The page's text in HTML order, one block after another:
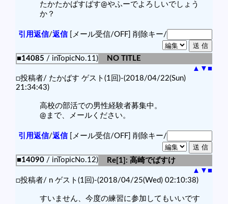
たかたかばすばす@やふーでよろしいでしょう
か？
引用返信/返信[メール受信/OFF] 削除キー/
■14085 / inTopicNo.11)
NO TITLE
▲ ▼ ■
□投稿者/ たかばす ゲスト(1回)-(2018/04/22(Sun)
21:34:43)
高校の部活での男性経験者募集中。
@まで、メールください。
引用返信/返信[メール受信/OFF] 削除キー/
■14090 / inTopicNo.12)
Re[1]: 高崎でばすけ
▲ ▼ ■
□投稿者/ n ゲスト(1回)-(2018/04/25(Wed) 02:10:38)
すいません、今度の練習に参加してもいいです